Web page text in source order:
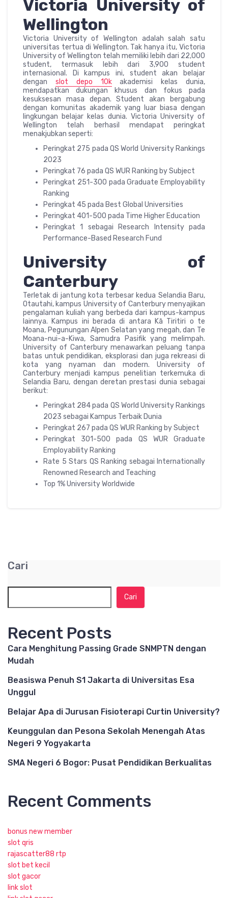
Victoria University of
Wellington
Victoria University of Wellington adalah salah satu
universitas tertua di Wellington. Tak hanya itu, Victoria
University of Wellington telah memiliki lebih dari 22,000
student, termasuk lebih dari 3,900 student
internasional. Di kampus ini, student akan belajar
dengan slot depo 10kakademisi kelas dunia,
mendapatkan dukungan khusus dan fokus pada
kesuksesan masa depan. Student akan bergabung
dengan komunitas akademik yang luar biasa dengan
lingkungan belajar kelas dunia. Victoria University of
Wellington telah berhasil mendapat peringkat
menakjubkan seperti:
Peringkat 275 pada QS World University Rankings
2023
Peringkat 76 pada QS WUR Ranking by Subject
Peringkat 251-300 pada Graduate Employability
Ranking
Peringkat 45 pada Best Global Universities
Peringkat 401-500 pada Time Higher Education
Peringkat 1 sebagai Research Intensity pada
Performance-Based Research Fund
University of
Canterbury
Terletak di jantung kota terbesar kedua Selandia Baru,
Otautahi, kampus University of Canterbury menyajikan
pengalaman kuliah yang berbeda dari kampus-kampus
lainnya. Kampus ini berada di antara Kā Tiritiri o te
Moana, Pegunungan Alpen Selatan yang megah, dan Te
Moana-nui-a-Kiwa, Samudra Pasifik yang melimpah.
University of Canterbury menawarkan peluang tanpa
batas untuk pendidikan, eksplorasi dan juga rekreasi di
kota yang nyaman dan modern. University of
Canterbury menjadi kampus penelitian terkemuka di
Selandia Baru, dengan deretan prestasi dunia sebagai
berikut:
Peringkat 284 pada QS World University Rankings
2023 sebagai Kampus Terbaik Dunia
Peringkat 267 pada QS WUR Ranking by Subject
Peringkat 301-500 pada QS WUR Graduate
Employability Ranking
Rate 5 Stars QS Ranking sebagai Internationally
Renowned Research and Teaching
Top 1% University Worldwide
Cari
Cari
Recent Posts
Cara Menghitung Passing Grade SNMPTN dengan
Mudah
Beasiswa Penuh S1 Jakarta di Universitas Esa
Unggul
Belajar Apa di Jurusan Fisioterapi Curtin University?
Keunggulan dan Pesona Sekolah Menengah Atas
Negeri 9 Yogyakarta
SMA Negeri 6 Bogor: Pusat Pendidikan Berkualitas
Recent Comments
bonus new member
slot qris
rajascatter88 rtp
slot bet kecil
slot gacor
link slot